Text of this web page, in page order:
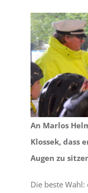
An Marlos
Klossek, dass
Augen zu
Die beste